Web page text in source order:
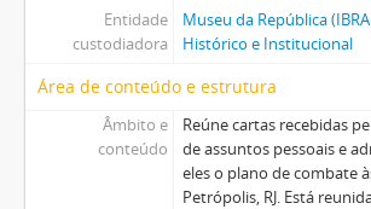
Entidade
custodiadora
Museu da República
Histórico e Institucional
Área de conteúdo e estrutura
Âmbito e
conteúdo
Reúne cartas recebidas
de assuntos pessoais e
eles o plano de combate
Petrópolis, RJ. Está